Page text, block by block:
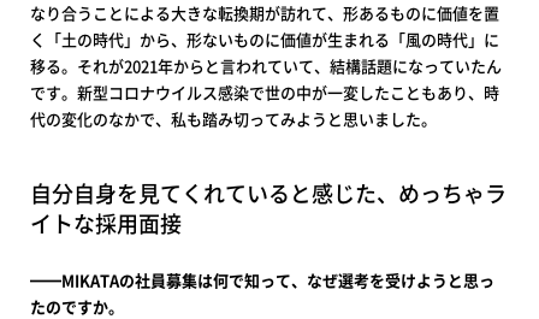
なり合うことによる大きな転換期が訪れて、形あるものに価値を置
く「土の時代」から、形ないものに価値が生まれる「風の時代」に
移る。それが2021年からと言われていて、結構話題になっていたん
です。新型コロナウイルス感染で世の中が一変したこともあり、時
代の変化のなかで、私も踏み切ってみようと思いました。
自分自身を見てくれていると感じた、めっちゃラ
イトな採用面接
━━MIKATAの社員募集は何で知って、なぜ選考を受けようと思っ
たのですか。